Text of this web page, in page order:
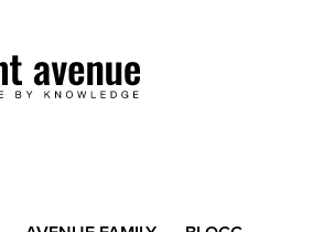
Knowledge